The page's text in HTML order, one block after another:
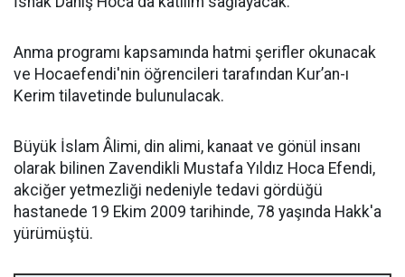
Anma programı kapsamında hatmi şerifler okunacak
ve Hocaefendi'nin öğrencileri tarafından Kur’an-ı
Kerim tilavetinde bulunulacak.
Büyük İslam Âlimi, din alimi, kanaat ve gönül insanı
olarak bilinen Zavendikli Mustafa Yıldız Hoca Efendi,
akciğer yetmezliği nedeniyle tedavi gördüğü
hastanede 19 Ekim 2009 tarihinde, 78 yaşında Hakk'a
yürümüştü.